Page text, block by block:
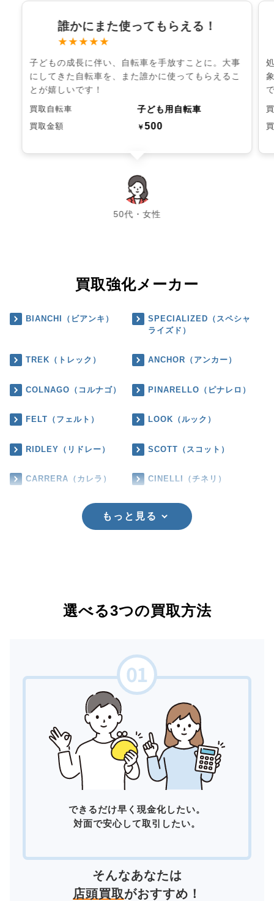
誰かにまた使ってもらえる！
★★★★★
子どもの成長に伴い、自転車を手放すことに。大事
にしてきた自転車を、また誰かに使ってもらえるこ
とが嬉しいです！
買取自転車 子ども用自転車
買取金額 ￥500
50代・女性
chevron_left chevron_right
買取強化メーカー
BIANCHI（ビアンキ）
SPECIALIZED（スペシャ
ライズド）
TREK（トレック） ANCHOR（アンカー）
COLNAGO（コルナゴ） PINARELLO（ピナレロ）
FELT（フェルト） LOOK（ルック）
RIDLEY（リドレー） SCOTT（スコット）
CARRERA（カレラ） CINELLI（チネリ）
もっと見る
選べる3つの買取方法
できるだけ早く現金化したい。
対面で安心して取引したい。
そんなあなたは
店頭買取がおすすめ！